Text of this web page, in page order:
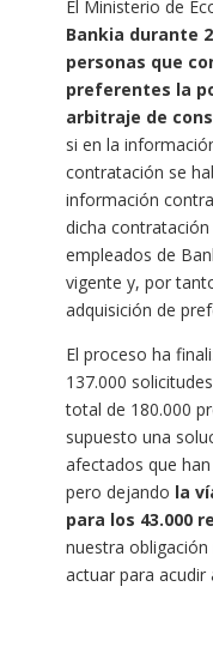
El Ministerio de
Bankia durante
personas que
preferentes la
arbitraje de
si en la
contratación se
información
dicha
empleados de
vigente y, por
adquisición de
El proceso ha
137.000
total de 180.000
supuesto una
afectados que
pero dejando la
para los 43.000
nuestra
actuar para acudir